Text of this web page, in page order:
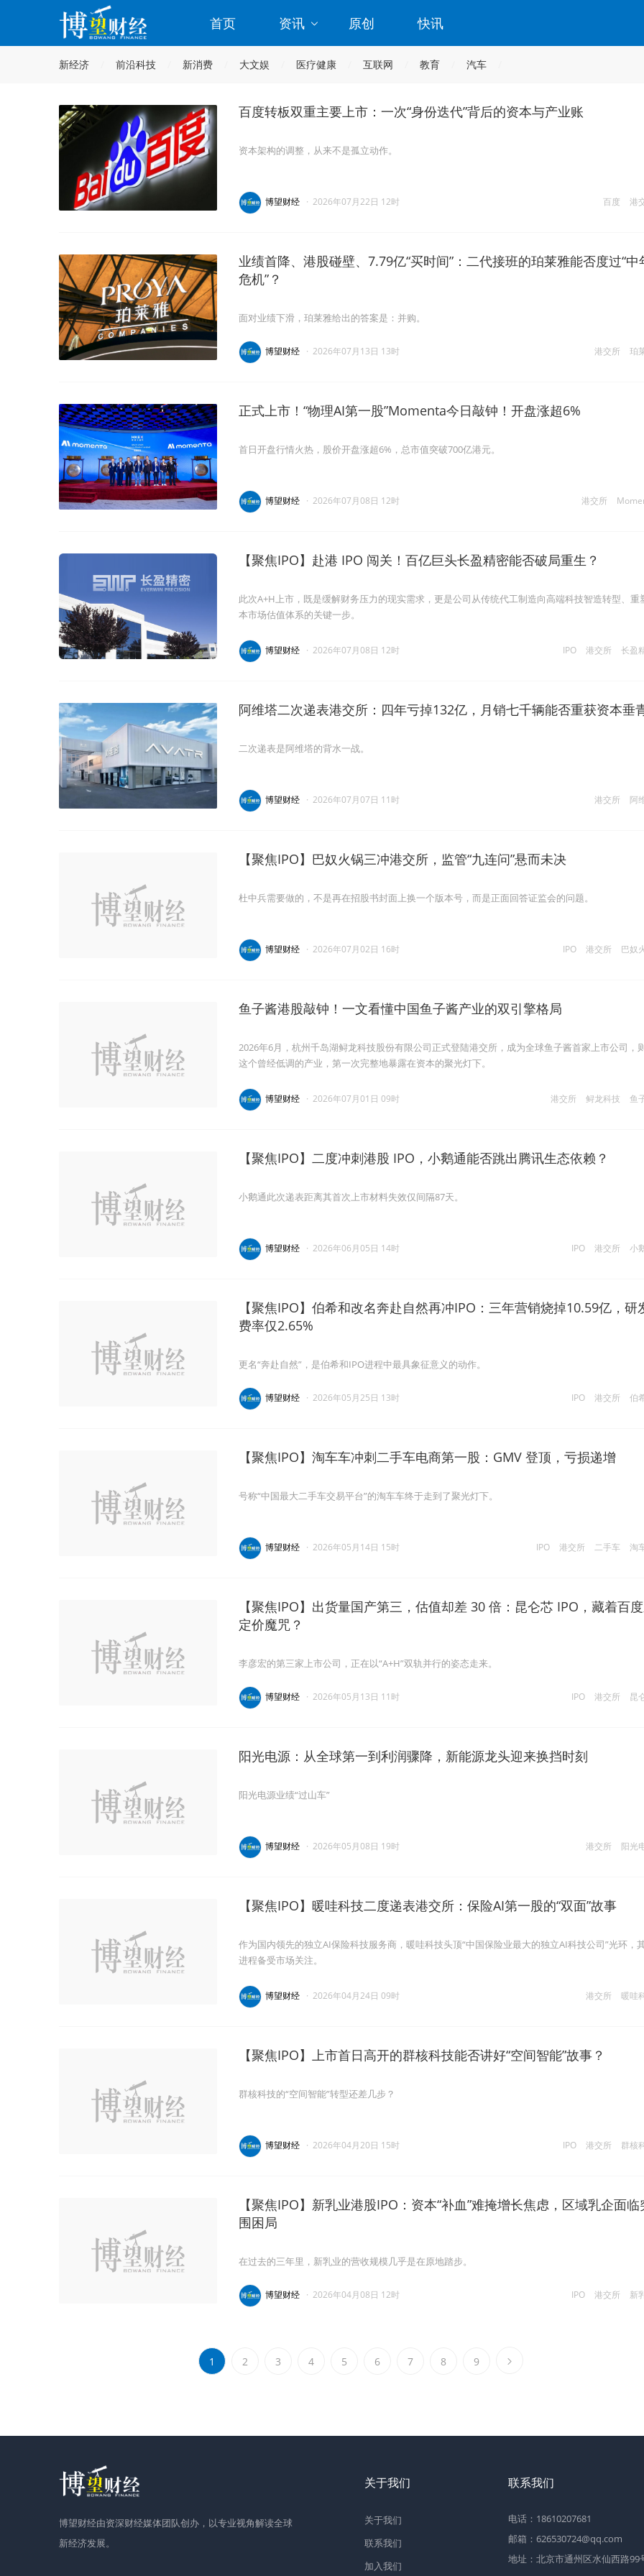
首页 资讯 原创 快讯
新经济 前沿科技 新消费 大文娱 医疗健康 互联网 教育 汽车
百度转板双重主要上市：一次“身份迭代”背后的资本与产业账
资本架构的调整，从来不是孤立动作。
百度 港
博望财经 · 2026年07月22日 12时
业绩首降、港股碰壁、7.79亿“买时间”：二代接班的珀莱雅能否度过“中
危机”？
面对业绩下滑，珀莱雅给出的答案是：并购。
港交所 珀
博望财经 · 2026年07月13日 13时
正式上市！“物理AI第一股”Momenta今日敲钟！开盘涨超6%
首日开盘行情火热，股价开盘涨超6%，总市值突破700亿港元。
港交所
博望财经 · 2026年07月08日 12时
【聚焦IPO】赴港 IPO 闯关！百亿巨头长盈精密能否破局重生？
此次A+H上市，既是缓解财务压力的现实需求，更是公司从传统代工制造向高端科技智造转型、重
本市场估值体系的关键一步。
IPO 港交所 长盈
博望财经 · 2026年07月08日 12时
阿维塔二次递表港交所：四年亏掉132亿，月销七千辆能否重获资本垂
二次递表是阿维塔的背水一战。
港交所 阿
博望财经 · 2026年07月07日 11时
【聚焦IPO】巴奴火锅三冲港交所，监管“九连问”悬而未决
杜中兵需要做的，不是再在招股书封面上换一个版本号，而是正面回答证监会的问题。
IPO 港交所 巴奴
博望财经 · 2026年07月02日 16时
鱼子酱港股敲钟！一文看懂中国鱼子酱产业的双引擎格局
2026年6月，杭州千岛湖鲟龙科技股份有限公司正式登陆港交所，成为全球鱼子酱首家上市公司，
这个曾经低调的产业，第一次完整地暴露在资本的聚光灯下。
港交所 鲟龙科技 鱼
博望财经 · 2026年07月01日 09时
【聚焦IPO】二度冲刺港股 IPO，小鹅通能否跳出腾讯生态依赖？
小鹅通此次递表距离其首次上市材料失效仅间隔87天。
IPO 港交所 小
博望财经 · 2026年06月05日 14时
【聚焦IPO】伯希和改名奔赴自然再冲IPO：三年营销烧掉10.59亿，研
费率仅2.65%
更名“奔赴自然”，是伯希和IPO进程中最具象征意义的动作。
IPO 港交所 伯
博望财经 · 2026年05月25日 13时
【聚焦IPO】淘车车冲刺二手车电商第一股：GMV 登顶，亏损递增
号称“中国最大二手车交易平台”的淘车车终于走到了聚光灯下。
IPO 港交所 二手车 淘
博望财经 · 2026年05月14日 15时
【聚焦IPO】出货量国产第三，估值却差 30 倍：昆仑芯 IPO，藏着百
定价魔咒？
李彦宏的第三家上市公司，正在以“A+H”双轨并行的姿态走来。
IPO 港交所 昆
博望财经 · 2026年05月13日 11时
阳光电源：从全球第一到利润骤降，新能源龙头迎来换挡时刻
阳光电源业绩“过山车”
港交所 阳光
博望财经 · 2026年05月08日 19时
【聚焦IPO】暖哇科技二度递表港交所：保险AI第一股的“双面”故事
作为国内领先的独立AI保险科技服务商，暖哇科技头顶“中国保险业最大的独立AI科技公司”光环，
进程备受市场关注。
港交所 暖哇
博望财经 · 2026年04月24日 09时
【聚焦IPO】上市首日高开的群核科技能否讲好“空间智能”故事？
群核科技的“空间智能”转型还差几步？
IPO 港交所 群核
博望财经 · 2026年04月20日 15时
【聚焦IPO】新乳业港股IPO：资本“补血”难掩增长焦虑，区域乳企面临
围困局
在过去的三年里，新乳业的营收规模几乎是在原地踏步。
IPO 港交所 新
博望财经 · 2026年04月08日 12时
1 2 3 4 5 6 7 8 9
博望财经由资深财经媒体团队创办，以专业视角解读全球
新经济发展。
关于我们
关于我们
联系我们
加入我们
联系我们
电话：18610207681
邮箱：626530724@qq.com
地址：北京市通州区水仙西路99